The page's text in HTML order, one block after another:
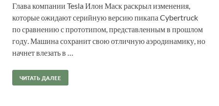
Глава компании Tesla Илон Маск раскрыл изменения,
которые ожидают серийную версию пикапа Cybertruck
по сравнению с прототипом, представленным в прошлом
году. Машина сохранит свою отличную аэродинамику, но
начнет влезать в …
ЧИТАТЬ ДАЛЕЕ